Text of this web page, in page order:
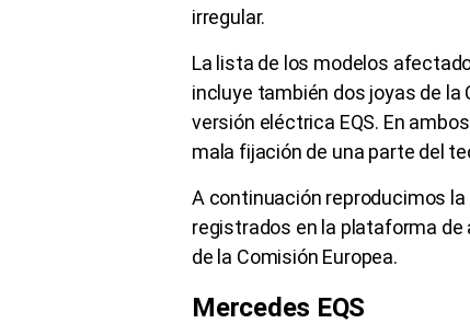
irregular.
La lista de los modelos
incluye también dos joyas de la
versión eléctrica EQS. En
mala fijación de una parte del
A continuación reproducimos
registrados en la plataforma
de la Comisión Europea.
Mercedes EQS